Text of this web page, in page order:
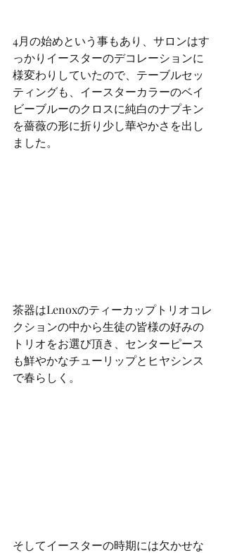
4月の始めという事もあり、サロンはす
っかりイースターのデコレーションに
様変わりしていたので、テーブルセッ
ティングも、イースターカラーのベイ
ビーブルーのクロスに純白のナプキン
を薔薇の形に折り少し華やかさを出し
ました。
茶器はLenoxのティーカップトリオコレ
クションの中から生徒の皆様の好みの
トリオをお選び頂き、センターピース
も鮮やかなチューリップとヒヤシンス
で春らしく。
そしてイースターの時期には欠かせな